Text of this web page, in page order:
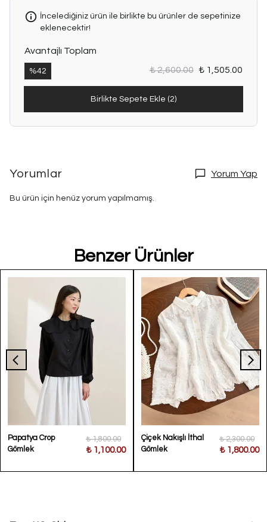
İncelediğiniz ürün ile birlikte bu ürünler de sepetinize
eklenecektir!
Avantajlı Toplam
%42 ₺ 2,600.00 ₺ 1,505.00
Birlikte Sepete Ekle (2)
Yorumlar Yorum Yap
Bu ürün için henüz yorum yapılmamış.
Benzer Ürünler
Papatya Crop
Gömlek
₺ 1,800.00
₺ 1,100.00
Çiçek Nakışlı İthal
Gömlek
₺ 2,300.00
₺ 1,800.00